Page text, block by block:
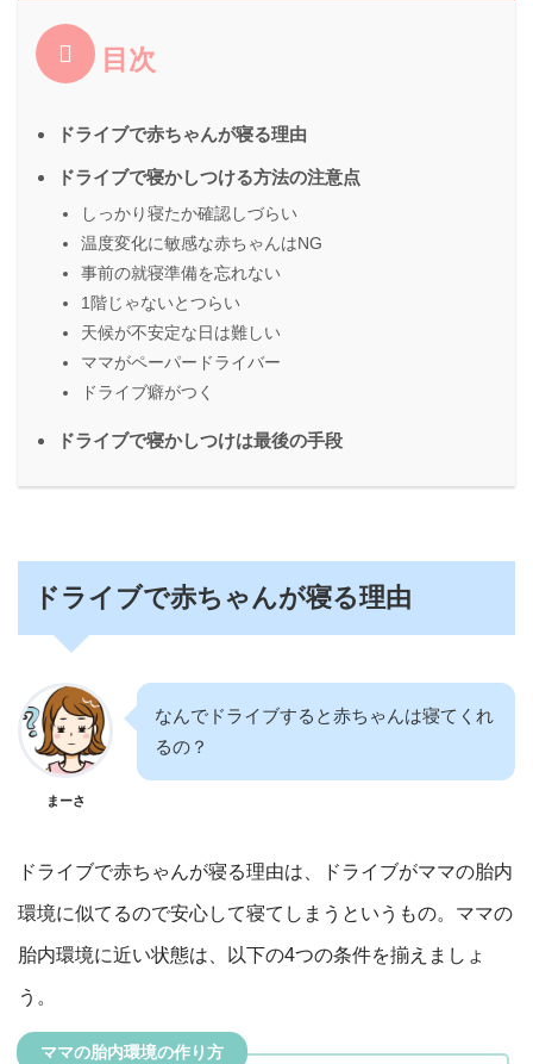
目次
ドライブで赤ちゃんが寝る理由
ドライブで寝かしつける方法の注意点
しっかり寝たか確認しづらい
温度変化に敏感な赤ちゃんはNG
事前の就寝準備を忘れない
1階じゃないとつらい
天候が不安定な日は難しい
ママがペーパードライバー
ドライブ癖がつく
ドライブで寝かしつけは最後の手段
ドライブで赤ちゃんが寝る理由
まーさ
なんでドライブすると赤ちゃんは寝てくれ
るの？
ドライブで赤ちゃんが寝る理由は、ドライブがママの胎内
環境に似てるので安心して寝てしまうというもの。ママの
胎内環境に近い状態は、以下の4つの条件を揃えましょ
う。
ママの胎内環境の作り方